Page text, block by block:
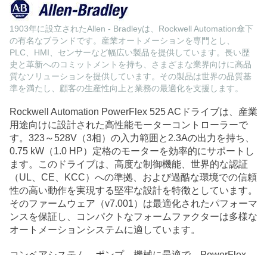
1903年に設立されたAllen - Bradleyは、Rockwell Automation傘下
の有名なブランドです。産業オートメーションを専門とし、
PLC、HMI、センサーなど幅広い製品を提供しています。長い歴
史と革新へのコミットメントを持ち、さまざまな業界向けに高品
質なソリューションを提供しています。その製品は世界の品質基
準を満たし、顧客の生産性向上と業務の最適化を支援します。
Rockwell Automation PowerFlex 525 ACドライブは、産業
用途向けに設計された高性能モーターコントローラーで
す。323～528V（3相）の入力範囲と2.3Aの出力を持ち、
0.75 kW（1.0 HP）定格のモーターを効率的にサポートし
ます。このドライブは、高度な制御機能、世界的な認証
（UL、CE、KCC）への準拠、および過酷な環境での信頼
性の高い動作を実現する堅牢な設計を特徴としています。
そのファームウェア（v7.001）は最適化されたパフォーマ
ンスを保証し、コンパクトなフォームファクターは多様な
オートメーションシステムに適しています。